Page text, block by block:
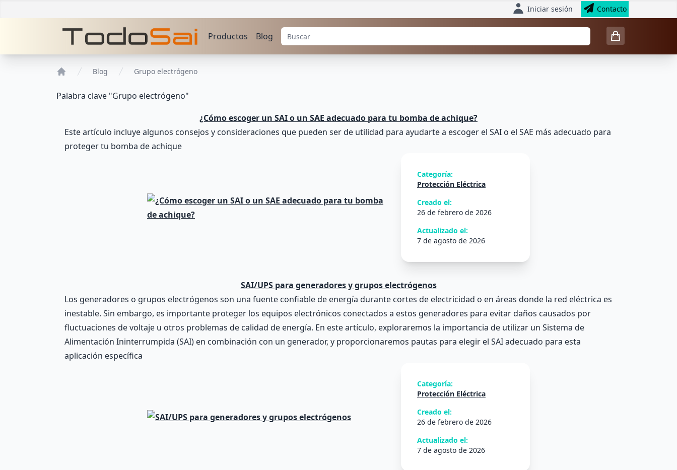
Iniciar sesión Contacto
Productos Blog
Blog Grupo electrógeno
Palabra clave "Grupo electrógeno"
¿Cómo escoger un SAI o un SAE adecuado para tu bomba de achique?
Este artículo incluye algunos consejos y consideraciones que pueden ser de utilidad para ayudarte a escoger el SAI o el SAE más adecuado para
proteger tu bomba de achique
Categoría:
Protección Eléctrica
Creado el:
26 de febrero de 2026
Actualizado el:
7 de agosto de 2026
SAI/UPS para generadores y grupos electrógenos
Los generadores o grupos electrógenos son una fuente confiable de energía durante cortes de electricidad o en áreas donde la red eléctrica es
inestable. Sin embargo, es importante proteger los equipos electrónicos conectados a estos generadores para evitar daños causados por
fluctuaciones de voltaje u otros problemas de calidad de energía. En este artículo, exploraremos la importancia de utilizar un Sistema de
Alimentación Ininterrumpida (SAI) en combinación con un generador, y proporcionaremos pautas para elegir el SAI adecuado para esta
aplicación específica
Categoría:
Protección Eléctrica
Creado el:
26 de febrero de 2026
Actualizado el:
7 de agosto de 2026